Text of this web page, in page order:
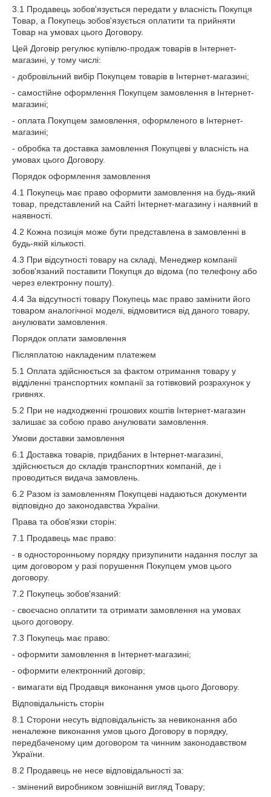
3.1 Продавець зобов'язується передати у власність Покупця
Товар, а Покупець зобов'язується оплатити та прийняти
Товар на умовах цього Договору.
Цей Договір регулює купівлю-продаж товарів в Інтернет-
магазині, у тому числі:
- добровільний вибір Покупцем товарів в Інтернет-магазині;
- самостійне оформлення Покупцем замовлення в Інтернет-
магазині;
- оплата Покупцем замовлення, оформленого в Інтернет-
магазині;
- обробка та доставка замовлення Покупцеві у власність на
умовах цього Договору.
Порядок оформлення замовлення
4.1 Покупець має право оформити замовлення на будь-який
товар, представлений на Сайті Інтернет-магазину і наявний в
наявності.
4.2 Кожна позиція може бути представлена в замовленні в
будь-якій кількості.
4.3 При відсутності товару на складі, Менеджер компанії
зобов'язаний поставити Покупця до відома (по телефону або
через електронну пошту).
4.4 За відсутності товару Покупець має право замінити його
товаром аналогічної моделі, відмовитися від даного товару,
анулювати замовлення.
Порядок оплати замовлення
Післяплатою накладеним платежем
5.1 Оплата здійснюється за фактом отримання товару у
відділенні транспортних компанії за готівковий розрахунок у
гривнях.
5.2 При не надходженні грошових коштів Інтернет-магазин
залишає за собою право анулювати замовлення.
Умови доставки замовлення
6.1 Доставка товарів, придбаних в Інтернет-магазині,
здійснюється до складів транспортних компаній, де і
проводиться видача замовлень.
6.2 Разом із замовленням Покупцеві надаються документи
відповідно до законодавства України.
Права та обов'язки сторін:
7.1 Продавець має право:
- в односторонньому порядку призупинити надання послуг за
цим договором у разі порушення Покупцем умов цього
договору.
7.2 Покупець зобов'язаний:
- своєчасно оплатити та отримати замовлення на умовах
цього договору.
7.3 Покупець має право:
- оформити замовлення в Інтернет-магазині;
- оформити електронний договір;
- вимагати від Продавця виконання умов цього Договору.
Відповідальність сторін
8.1 Сторони несуть відповідальність за невиконання або
неналежне виконання умов цього Договору в порядку,
передбаченому цим договором та чинним законодавством
України.
8.2 Продавець не несе відповідальності за:
- змінений виробником зовнішній вигляд Товару;